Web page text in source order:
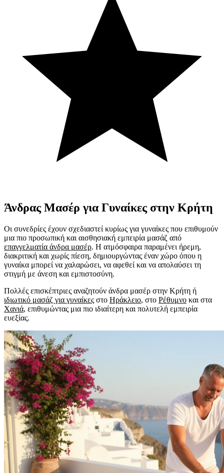
Άνδρας Μασέρ γιαΓυναίκες στην Κρήτη
Οι συνεδρίες έχουν σχεδιαστεί κυρίως για γυναίκες που επιθυμούν
μια πιο προσωπική και αισθησιακή εμπειρία μασάζ από
επαγγελματία άνδρα μασέρ. Η ατμόσφαιρα παραμένει ήρεμη,
διακριτική και χωρίς πίεση, δημιουργώντας έναν χώρο όπου η
γυναίκα μπορεί να χαλαρώσει, να αφεθεί και να απολαύσει τη
στιγμή με άνεση και εμπιστοσύνη.
Πολλές επισκέπτριες αναζητούν άνδρα μασέρ στην Κρήτη ή
ιδιωτικό μασάζ για γυναίκες στο Ηράκλειο, στο Ρέθυμνο και στα
Χανιά, επιθυμώντας μια πιο ιδιαίτερη και πολυτελή εμπειρία
ευεξίας.